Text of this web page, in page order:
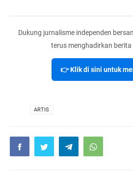
Dukung jurnalisme independen
terus menghadirkan
👉 Klik di sini untuk
ARTIS